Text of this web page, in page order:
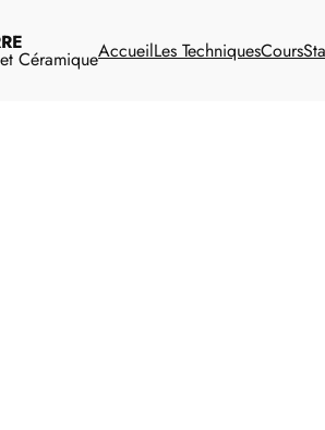
CéramiqueAccueilLes TechniquesCours